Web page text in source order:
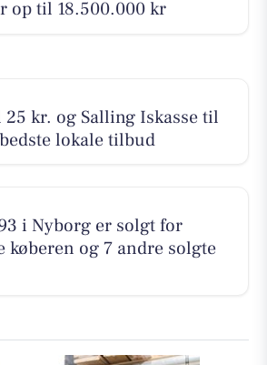
op til 18.500.000 kr
kr. og Salling Iskasse til
lokale tilbud
i Nyborg er solgt for
køberen og 7 andre solgte